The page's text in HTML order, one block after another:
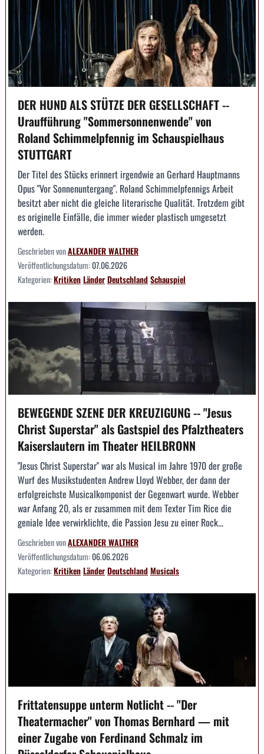
DER HUND ALS STÜTZE DER GESELLSCHAFT --
Uraufführung "Sommersonnenwende" von
Roland Schimmelpfennig im Schauspielhaus
STUTTGART
Der Titel des Stücks erinnert irgendwie an Gerhard Hauptmanns
Opus "Vor Sonnenuntergang". Roland Schimmelpfennigs Arbeit
besitzt aber nicht die gleiche literarische Qualität. Trotzdem gibt
es originelle Einfälle, die immer wieder plastisch umgesetzt
werden.
Geschrieben vonALEXANDER WALTHER
Veröffentlichungsdatum:07.06.2026
Kategorien:KritikenLänderDeutschlandSchauspiel
BEWEGENDE SZENE DER KREUZIGUNG -- "Jesus
Christ Superstar" als Gastspiel des Pfalztheaters
Kaiserslautern im Theater HEILBRONN
"Jesus Christ Superstar" war als Musical im Jahre 1970 der große
Wurf des Musikstudenten Andrew Lloyd Webber, der dann der
erfolgreichste Musicalkomponist der Gegenwart wurde. Webber
war Anfang 20, als er zusammen mit dem Texter Tim Rice die
geniale Idee verwirklichte, die Passion Jesu zu einer Rock...
Geschrieben vonALEXANDER WALTHER
Veröffentlichungsdatum:06.06.2026
Kategorien:KritikenLänderDeutschlandMusicals
Frittatensuppe unterm Notlicht -- "Der
Theatermacher" von Thomas Bernhard — mit
einer Zugabe von Ferdinand Schmalz im